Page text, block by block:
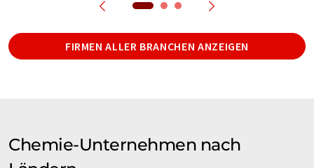
FIRMEN ALLER BRANCHEN ANZEIGEN
Chemie-Unternehmen nach